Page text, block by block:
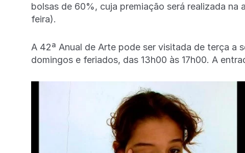
bolsas de 60%, cuja premiação será realizada
feira).
A 42ª Anual de Arte pode ser visitada de terça a
domingos e feriados, das 13h00 às 17h00. A